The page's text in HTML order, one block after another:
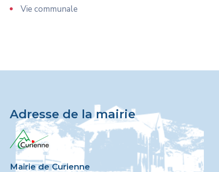
Vie communale
Adresse de la mairie
Mairie de Curienne